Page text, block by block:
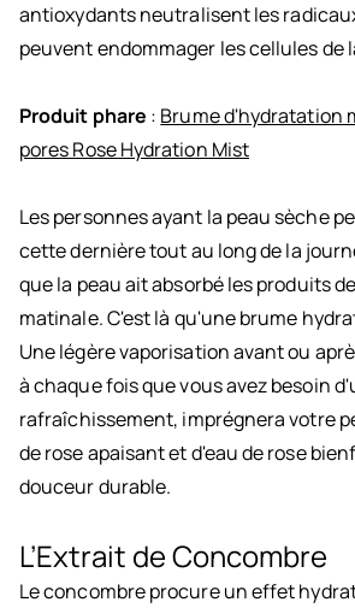
antioxydants neutralisent les
peuvent endommager les cellules de
Produit phare : Brume d'hydratation
pores Rose Hydration Mist
Les personnes ayant la peau sèche
cette dernière tout au long de la
que la peau ait absorbé les produits
matinale. C'est là qu'une brume
Une légère vaporisation avant ou
à chaque fois que vous avez besoin
rafraîchissement, imprégnera votre
de rose apaisant et d'eau de rose
douceur durable.
L’Extrait de Concombre
Le concombre procure un effet